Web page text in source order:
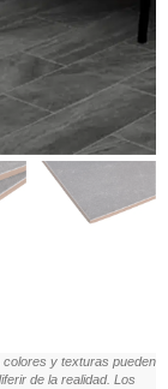
y texturas pueden
de la realidad. Los